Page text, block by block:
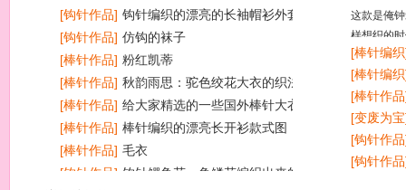
[钩针作品] 钩针编织的漂亮的长袖帽衫外套花样
图
[钩针作品] 仿钩的袜子
[棒针作品] 粉红凯蒂
[棒针作品] 秋韵雨思：驼色绞花大衣的织法说明
[棒针作品] 给大家精选的一些国外棒针大衣款式
和图解
[棒针作品] 棒针编织的漂亮长开衫款式图
[棒针作品] 毛衣
[钩针作品] 钩针鳄鱼花、鱼鳞花编织出来的帽子
这款是俺
样想织的
好月底做
哈，有了
[棒针编
九）花边
[棒针编
[棒针作
[变废为
[钩针作
[钩针作